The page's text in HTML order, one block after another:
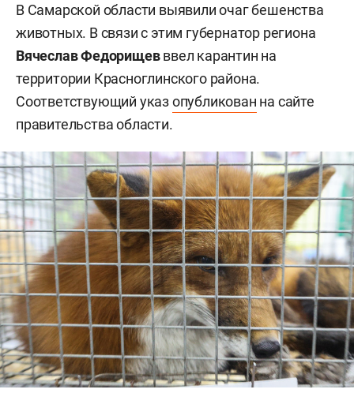
В Самарской области выявили очаг бешенства
животных. В связи с этим губернатор региона
Вячеслав Федорищевввел карантин на
территории Красноглинского района.
Соответствующий указопубликован на сайте
правительства области.